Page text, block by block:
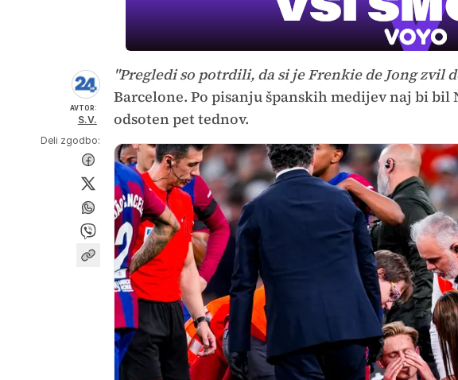
AVTOR:
S.V.
Deli zgodbo:
"Pregledi so potrdili, da si je Frenkie de Jong zvil
Barcelone. Po pisanju španskih medijev naj bi bil
odsoten pet tednov.